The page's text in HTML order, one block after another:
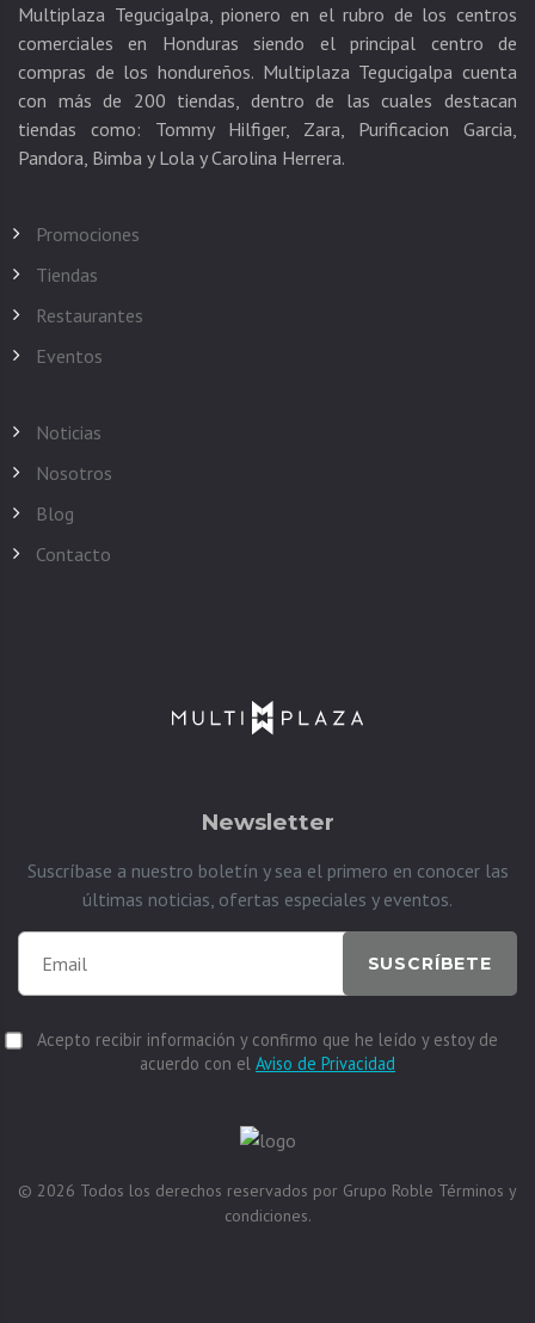
Multiplaza Tegucigalpa, pionero en el rubro de los centros
comerciales en Honduras siendo el principal centro de
compras de los hondureños. Multiplaza Tegucigalpa cuenta
con más de 200 tiendas, dentro de las cuales destacan
tiendas como: Tommy Hilfiger, Zara, Purificacion Garcia,
Promociones
Tiendas
Restaurantes
Eventos
Noticias
Nosotros
Blog
Contacto
Newsletter
Suscríbase a nuestro boletín y sea el primero en conocer las
últimas noticias, ofertas especiales y eventos.
SUSCRÍBETE
Acepto recibir información y confirmo que he leído y estoy de
acuerdo con el Aviso de Privacidad
© 2026 Todos los derechos reservados por Grupo Roble Términos y
condiciones.